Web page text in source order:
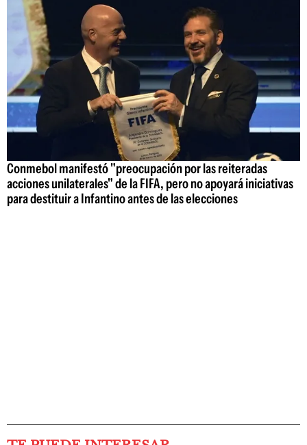
Conmebol manifestó "preocupación por las reiteradas
acciones unilaterales" de la FIFA, pero no apoyará iniciativas
para destituir a Infantino antes de las elecciones